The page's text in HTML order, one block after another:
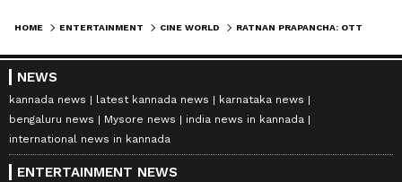
HOME ENTERTAINMENT CINE WORLD
NEWS
kannada news latest kannada news
karnataka news
bengaluru news
Mysore news
india news in kannada
international news in kannada
ENTERTAINMENT NEWS